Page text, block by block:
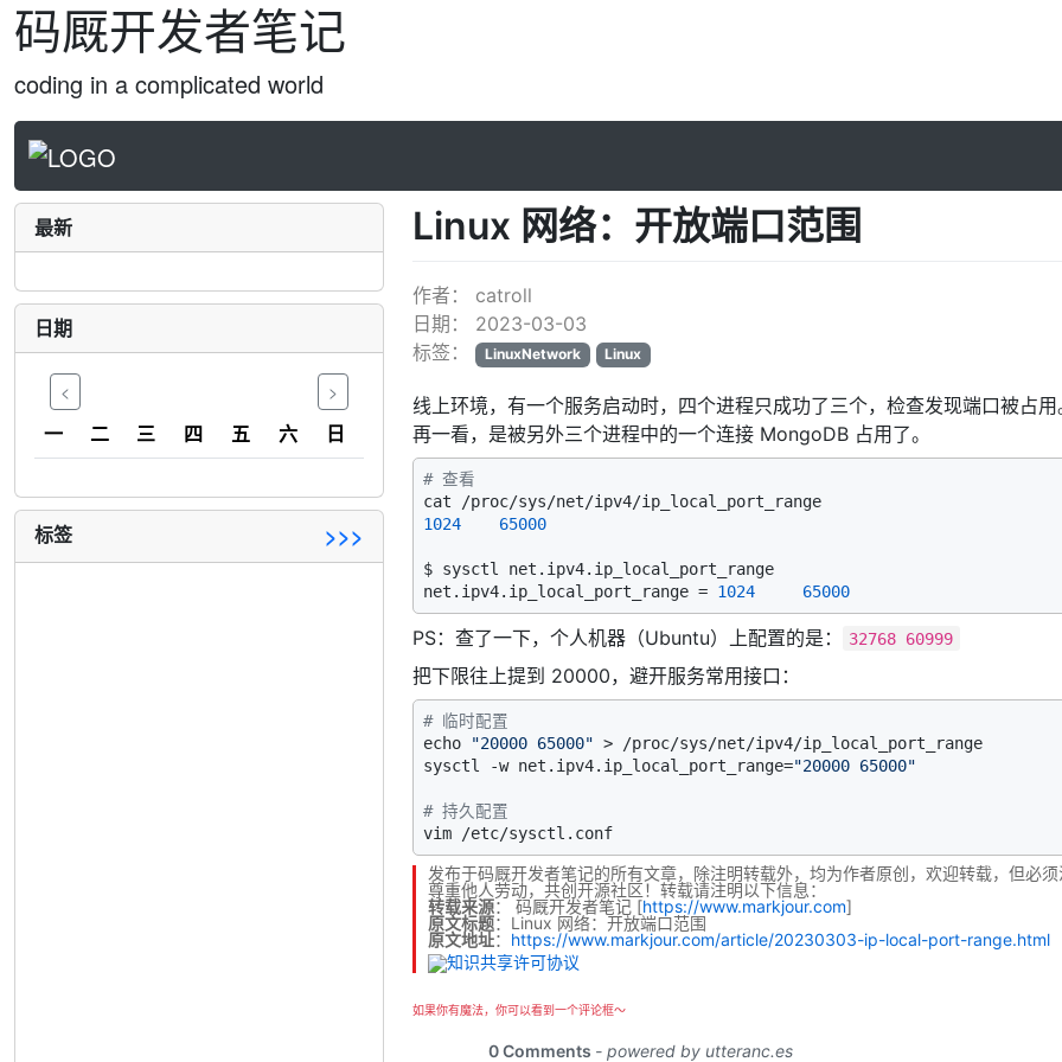
码厩开发者笔记
coding in a complicated world
最新
日期
< >
一 二 三 四 五 六 日
标签 >>>
Linux 网络：开放端口范围
作者： catroll
日期： 2023-03-03
标签：
LinuxNetwork Linux
线上环境，有一个服务启动时，四个进程只成功了三个，检查发现端口被占用
再一看，是被另外三个进程中的一个连接 MongoDB 占用了。
# 查看
1024
65000
$ sysctl net.ipv4.ip_local_port_range
net.ipv4.ip_local_port_range = 1024 65000
PS：查了一下，个人机器（Ubuntu）上配置的是： 32768 60999
把下限往上提到 20000，避开服务常用接口：
# 临时配置
echo
"20000 65000" > /proc/sys/net/ipv4/ip_local_port_range
sysctl -w net.ipv4.ip_local_port_range="20000 65000"
# 持久配置
发布于码厩开发者笔记的所有文章，除注明转载外，均为作者原创，欢迎转载，但必
尊重他人劳动，共创开源社区！转载请注明以下信息：
转载来源： 码厩开发者笔记 [https://www.markjour.com]
原文标题：Linux 网络：开放端口范围
原文地址： https://www.markjour.com/article/20230303-ip-local-port-range.html
如果你有魔法，你可以看到一个评论框～